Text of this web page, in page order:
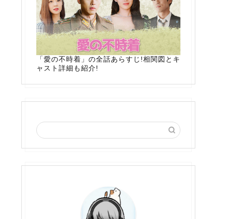
「愛の不時着」の全話あらすじ!相関図とキ
ャスト詳細も紹介!